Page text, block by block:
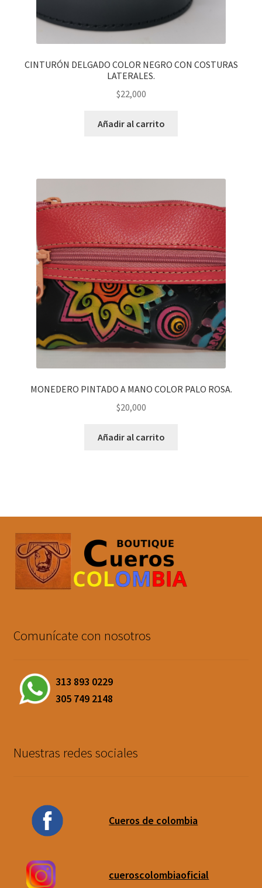
CINTURÓN DELGADO COLOR NEGRO CON COSTURAS
LATERALES.
$22,000
Añadir al carrito
MONEDERO PINTADO A MANO COLOR PALO ROSA.
$20,000
Añadir al carrito
Comunícate con nosotros
313 893 0229
305 749 2148
Nuestras redes sociales
Cueros de colombia
cueroscolombiaoficial